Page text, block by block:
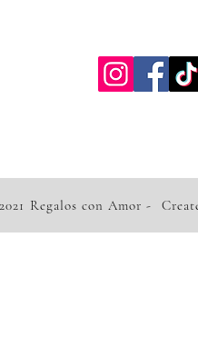
Regalos con Amor -